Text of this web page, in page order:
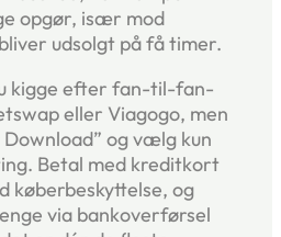
opgør, især mod
udsolgt på få timer.
kigge efter fan-til-fan-
eller Viagogo, men
og vælg kun
Betal med kreditkort
køberbeskyttelse, og
via bankoverførsel